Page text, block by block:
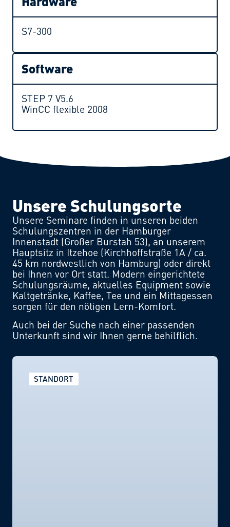
S7-300
Software
STEP 7 V5.6
WinCC flexible 2008
Unsere Schulungsorte
Unsere Seminare finden in unseren beiden
Schulungszentren in der Hamburger
Innenstadt (Großer Burstah 53), an unserem
Hauptsitz in Itzehoe (Kirchhoffstraße 1A / ca.
45 km nordwestlich von Hamburg) oder direkt
bei Ihnen vor Ort statt. Modern eingerichtete
Schulungsräume, aktuelles Equipment sowie
Kaltgetränke, Kaffee, Tee und ein Mittagessen
sorgen für den nötigen Lern-Komfort.
Auch bei der Suche nach einer passenden
Unterkunft sind wir Ihnen gerne behilflich.
STANDORT